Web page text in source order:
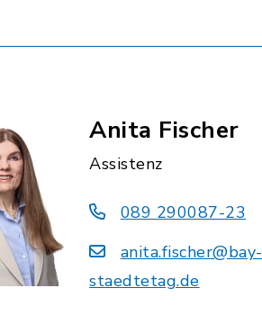
Anita Fischer
Assistenz
089 290087-23
anita.fischer@bay-
staedtetag.de